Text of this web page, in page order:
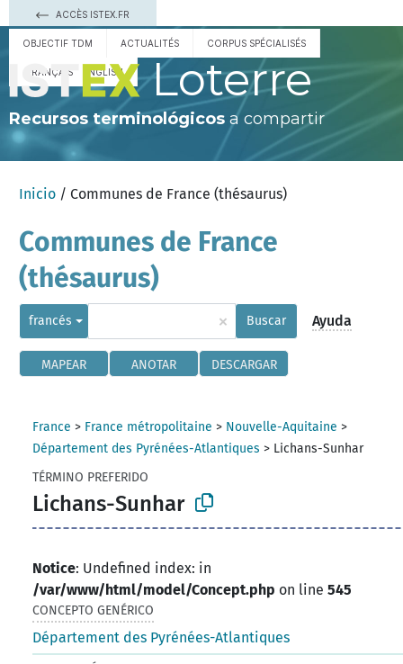
ACCÈS ISTEX.FR
OBJECTIF TDM ACTUALITÉS CORPUS SPÉCIALISÉS
FRANÇAIS ENGLISH Loterre
Recursos terminológicos a compartir
Inicio / Communes de France (thésaurus)
Communes de France
(thésaurus)
francés × Buscar Ayuda
MAPEAR ANOTAR DESCARGAR
France > France métropolitaine > Nouvelle-Aquitaine >
Département des Pyrénées-Atlantiques > Lichans-Sunhar
TÉRMINO PREFERIDO
Lichans-Sunhar
Notice: Undefined index: in
/var/www/html/model/Concept.php on line545
CONCEPTO GENÉRICO
Département des Pyrénées-Atlantiques